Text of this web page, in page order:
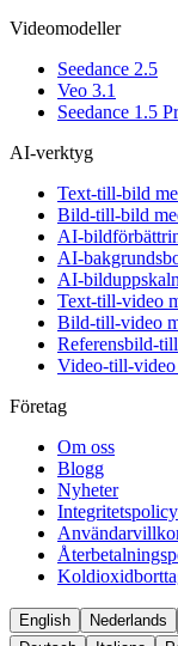
Videomodeller
Seedance 2.5
Veo 3.1
Seedance 1.5
AI-verktyg
Text-till-bild
Bild-till-bild
AI-
AI-
AI-
Text-till-video
Bild-till-video
Referensbild-
Video-till-
Företag
Om oss
Blogg
Nyheter
Integritetspolicy
English Nederlands